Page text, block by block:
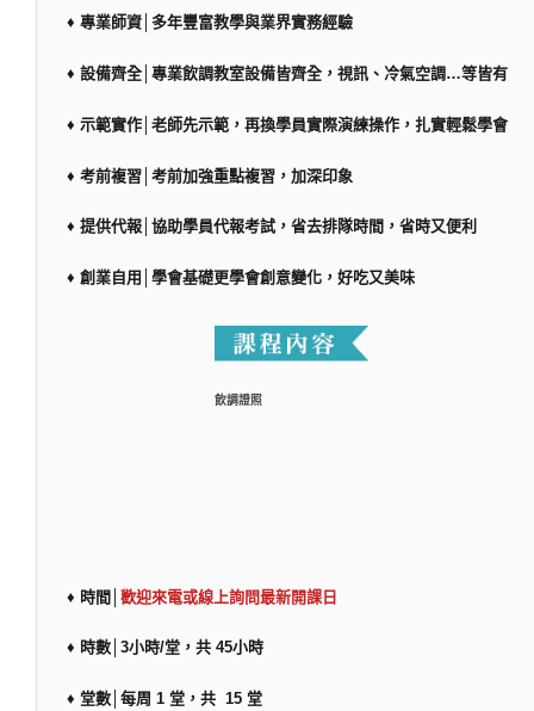
♦ 專業師資│多年豐富教學與業界實務經驗
♦ 設備齊全│專業飲調教室設備皆齊全，視訊、冷氣空調…等皆有
♦ 示範實作│老師先示範，再換學員實際演練操作，扎實輕鬆學會
♦ 考前複習│考前加強重點複習，加深印象
♦ 提供代報│協助學員代報考試，省去排隊時間，省時又便利
♦ 創業自用│學會基礎更學會創意變化，好吃又美味
飲調證照
♦ 時間│ 歡迎來電或線上詢問最新開課日
♦ 時數│3小時/堂，共 45小時
♦ 堂數│每周 1 堂，共 15 堂